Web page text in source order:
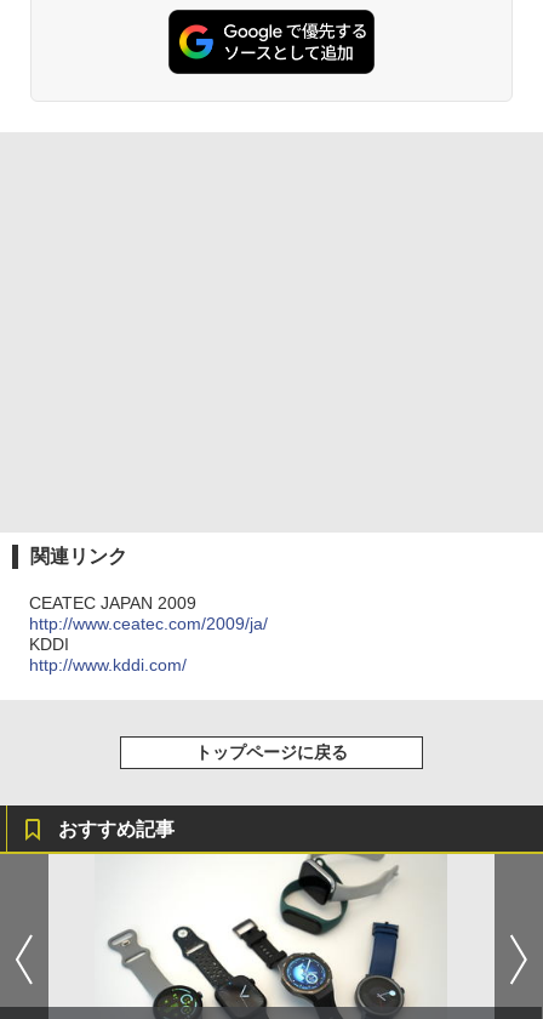
関連リンク
CEATEC JAPAN 2009
http://www.ceatec.com/2009/ja/
KDDI
http://www.kddi.com/
トップページに戻る
おすすめ記事